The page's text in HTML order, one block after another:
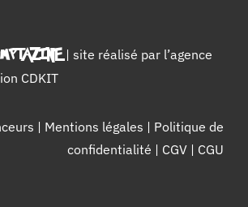
| site réalisé par l’agence
CDKIT
| Mentions légales | Politique de
confidentialité | CGV | CGU